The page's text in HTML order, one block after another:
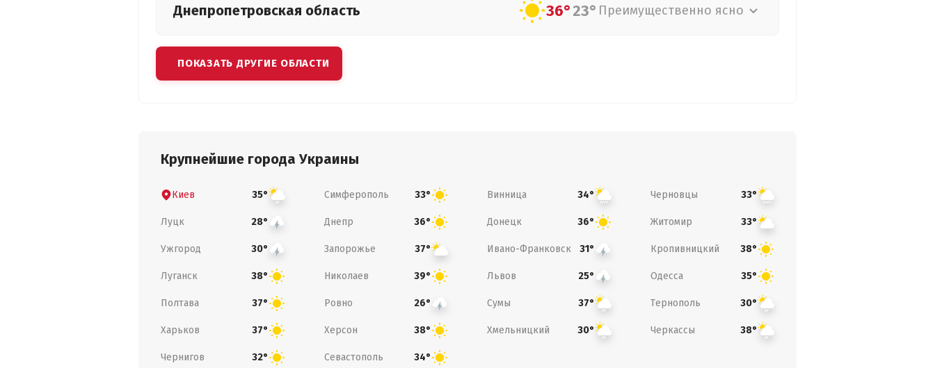
Днепропетровская область 36°23° Преимущественно ясно
ПОКАЗАТЬ ДРУГИЕ ОБЛАСТИ
Крупнейшие города Украины
Киев 35° Симферополь 33° Винница 34° Черновцы 33°
Луцк 28° Днепр 36° Донецк 36° Житомир 33°
Ужгород 30° Запорожье 37° Ивано-Франковск 31° Кропивницкий 38°
Луганск 38° Николаев 39° Львов 25° Одесса 35°
Полтава 37° Ровно 26° Сумы 37° Тернополь 30°
Харьков 37° Херсон 38° Хмельницкий 30° Черкассы 38°
Чернигов 32° Севастополь 34°